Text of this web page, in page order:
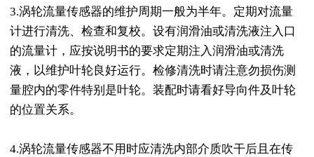
3.涡轮流量传感器的维护周期一般为半年。定期对流量
计进行清洗、检查和复校。设有润滑油或清洗液注入口
的流量计，应按说明书的要求定期注入润滑油或清洗
液，以维护叶轮良好运行。检修清洗时请注意勿损伤测
量腔内的零件特别是叶轮。装配时请看好导向件及叶轮
的位置关系。
4.涡轮流量传感器不用时应清洗内部介质吹干后且在传